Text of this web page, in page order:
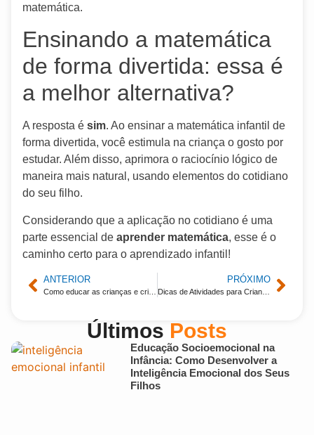
matemática.
Ensinando a matemática
de forma divertida: essa é
a melhor alternativa?
A resposta é sim. Ao ensinar a matemática infantil de
forma divertida, você estimula na criança o gosto por
estudar. Além disso, aprimora o raciocínio lógico de
maneira mais natural, usando elementos do cotidiano
do seu filho.
Considerando que a aplicação no cotidiano é uma
parte essencial de aprender matemática, esse é o
caminho certo para o aprendizado infantil!
ANTERIOR PRÓXIMO
Dicas de Atividades para Crianças de Até 5 Anos
Últimos Posts
Educação Socioemocional na
Infância: Como Desenvolver a
Inteligência Emocional dos Seus
Filhos